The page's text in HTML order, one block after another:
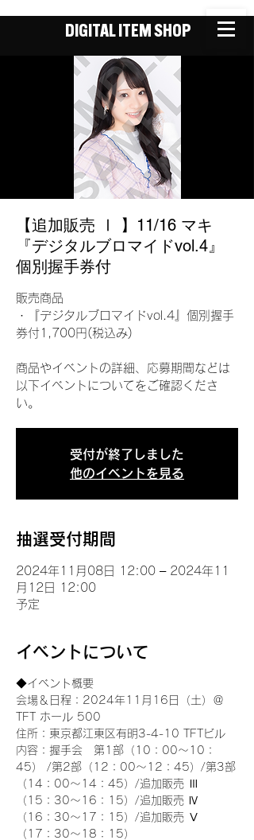
DIGITAL ITEM SHOP
【追加販売 Ⅰ 】11/16 マキ
『デジタルブロマイドvol.4』
個別握手券付
販売商品
・『デジタルブロマイドvol.4』個別握手
券付1,700円(税込み)
商品やイベントの詳細、応募期間などは
以下イベントについてをご確認くださ
い。
受付が終了しました
他のイベントを見る
抽選受付期間
2024年11月08日 12:00 – 2024年11
月12日 12:00
予定
イベントについて
◆イベント概要
会場＆日程：2024年11月16日（土）＠
TFT ホール 500
住所：東京都江東区有明3-4-10 TFTビル
内容：握手会　第1部（10：00～10：
45） /第2部（12：00～12：45）/第3部
（14：00～14：45）/追加販売 Ⅲ
（15：30～16：15）/追加販売 Ⅳ
（16：30～17：15）/追加販売 Ⅴ
（17：30～18：15）